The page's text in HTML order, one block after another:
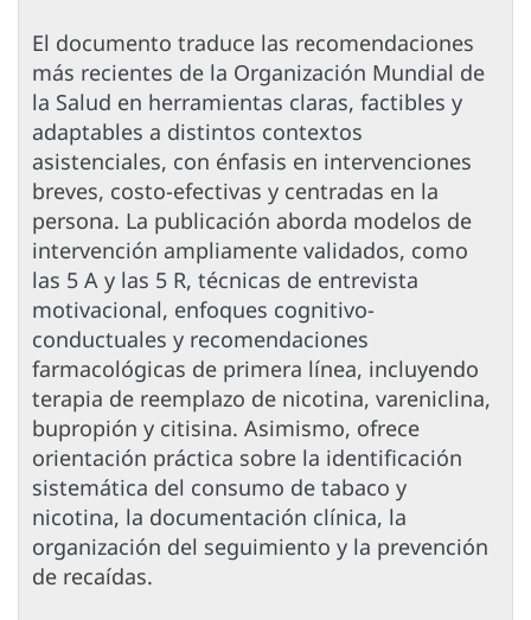
El documento traduce las recomendaciones
más recientes de la Organización Mundial de
la Salud en herramientas claras, factibles y
adaptables a distintos contextos
asistenciales, con énfasis en intervenciones
breves, costo-efectivas y centradas en la
persona. La publicación aborda modelos de
intervención ampliamente validados, como
las 5 A y las 5 R, técnicas de entrevista
motivacional, enfoques cognitivo-
conductuales y recomendaciones
farmacológicas de primera línea, incluyendo
terapia de reemplazo de nicotina, vareniclina,
bupropión y citisina. Asimismo, ofrece
orientación práctica sobre la identificación
sistemática del consumo de tabaco y
nicotina, la documentación clínica, la
organización del seguimiento y la prevención
de recaídas.